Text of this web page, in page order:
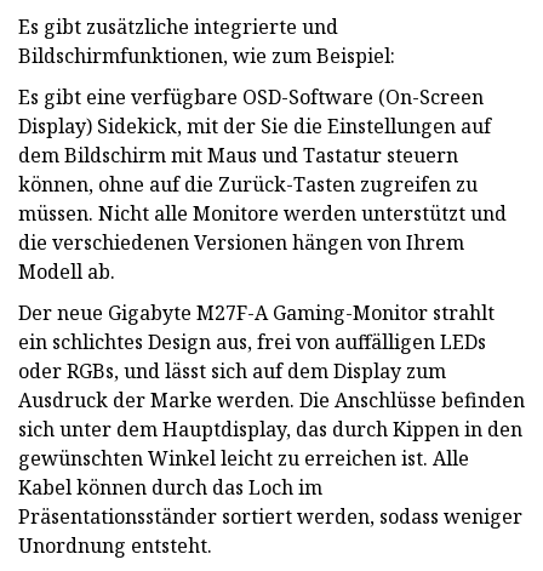
Es gibt zusätzliche integrierte und
Bildschirmfunktionen, wie zum Beispiel:
Es gibt eine verfügbare OSD-Software (On-Screen
Display) Sidekick, mit der Sie die Einstellungen auf
dem Bildschirm mit Maus und Tastatur steuern
können, ohne auf die Zurück-Tasten zugreifen zu
müssen. Nicht alle Monitore werden unterstützt und
die verschiedenen Versionen hängen von Ihrem
Modell ab.
Der neue Gigabyte M27F-A Gaming-Monitor strahlt
ein schlichtes Design aus, frei von auffälligen LEDs
oder RGBs, und lässt sich auf dem Display zum
Ausdruck der Marke werden. Die Anschlüsse befinden
sich unter dem Hauptdisplay, das durch Kippen in den
gewünschten Winkel leicht zu erreichen ist. Alle
Kabel können durch das Loch im
Präsentationsständer sortiert werden, sodass weniger
Unordnung entsteht.